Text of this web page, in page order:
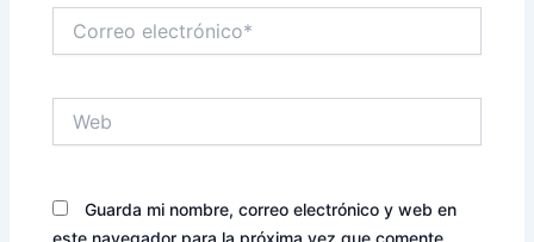
electrónico*
Guarda mi nombre, correo electrónico y web en